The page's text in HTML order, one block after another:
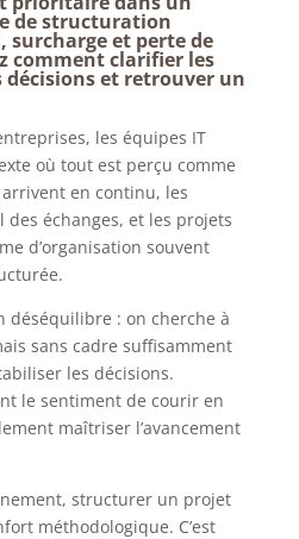
de structuration
et perte de
comment clarifier les
décisions et retrouver un
les équipes IT
où tout est perçu comme
en continu, les
échanges, et les projets
d’organisation souvent
déséquilibre : on cherche à
sans cadre suffisamment
les décisions.
le sentiment de courir en
maîtriser l’avancement
structurer un projet
méthodologique. C’est